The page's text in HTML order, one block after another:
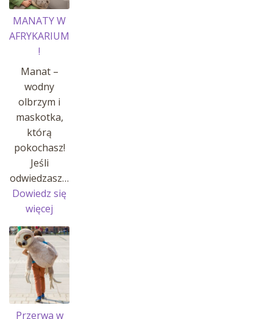
MANATY W
AFRYKARIUM
!
Manat –
wodny
olbrzym i
maskotka,
którą
pokochasz!
Jeśli
odwiedzasz…
Dowiedz się
więcej
MANATY
W
AFRYKARIUM
!
Przerwa w